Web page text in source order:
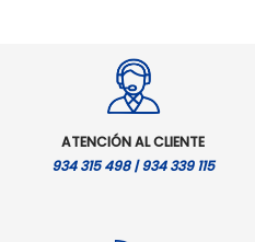
ATENCIÓN AL CLIENTE
934 315 498 | 934 339 115